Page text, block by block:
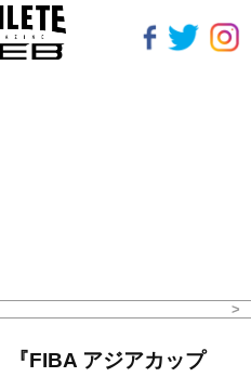
『FIBA アジアカップ